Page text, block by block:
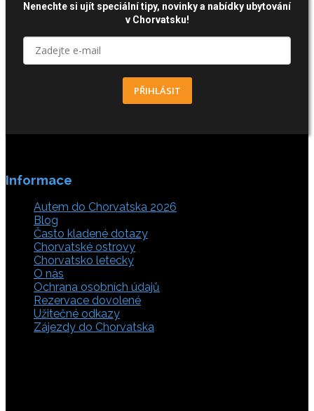
Nenechte si ujít speciální tipy, novinky a nabídky ubytování
v Chorvatsku!
PŘIHLÁSIT
Informace
Autem do Chorvatska 2026
Blog
Často kladené dotazy
Chorvatské ostrovy
Chorvatsko letecky
O nás
Ochrana osobních údajů
Rezervace dovolené
Užitečné odkazy
Zájezdy do Chorvatska